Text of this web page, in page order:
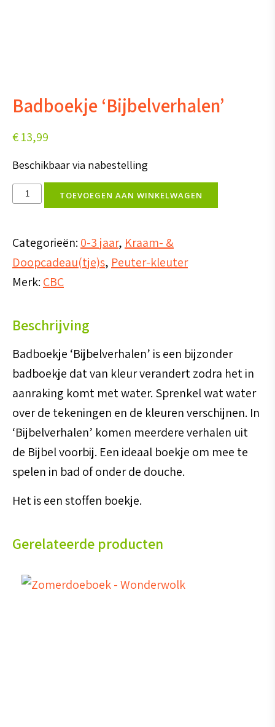
Badboekje ‘Bijbelverhalen’
€13,99
Beschikbaar via nabestelling
Badboekje
'Bijbelverhalen'
TOEVOEGEN AAN WINKELWAGEN
Categorieën: 0-3 jaar, Kraam- &
Doopcadeau(tje)s, Peuter-kleuter
Merk: CBC
Beschrijving
Badboekje ‘Bijbelverhalen’ is een bijzonder
badboekje dat van kleur verandert zodra het in
aanraking komt met water. Sprenkel wat water
over de tekeningen en de kleuren verschijnen. In
‘Bijbelverhalen’ komen meerdere verhalen uit
de Bijbel voorbij. Een ideaal boekje om mee te
spelen in bad of onder de douche.
Het is een stoffen boekje.
Gerelateerde producten